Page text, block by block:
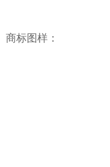
商标图样：